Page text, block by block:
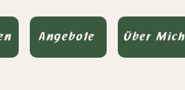
Angebote Über Mich